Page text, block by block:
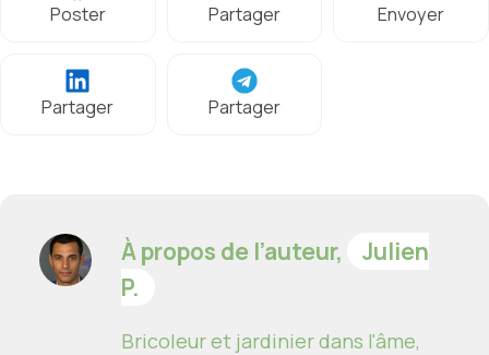
Poster Partager Envoyer
Partager Partager
À propos de l’auteur,
Julien
P.
Bricoleur et jardinier dans l'âme,